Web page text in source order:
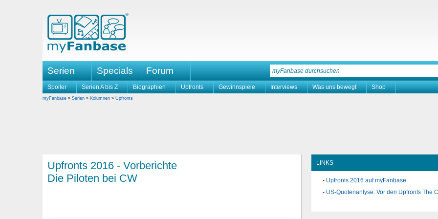
Serien Specials Forum
Spoiler Serien A bis Z Biographien Upfronts Gewinnspiele Interviews Was uns bewegt Shop
myFanbase » Serien » Kolumnen » Upfronts
Upfronts 2016 - Vorberichte
Die Piloten bei CW
LINKS
Upfronts 2016 auf myFanbase
US-Quotenanlyse: Vor den Upfronts The